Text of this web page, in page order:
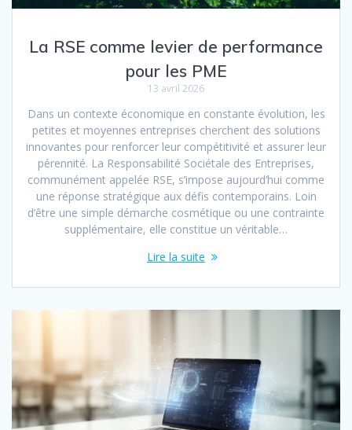
La RSE comme levier de performance
pour les PME
13 avril 2026
Dans un contexte économique en constante évolution, les
petites et moyennes entreprises cherchent des solutions
innovantes pour renforcer leur compétitivité et assurer leur
pérennité. La Responsabilité Sociétale des Entreprises,
communément appelée RSE, s’impose aujourd’hui comme
une réponse stratégique aux défis contemporains. Loin
d’être une simple démarche cosmétique ou une contrainte
supplémentaire, elle constitue un véritable…
Lire la suite